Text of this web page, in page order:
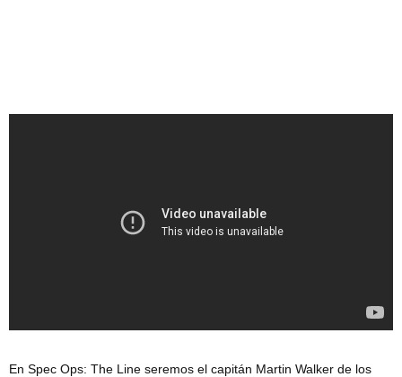
En Spec Ops: The Line seremos el capitán Martin Walker de los